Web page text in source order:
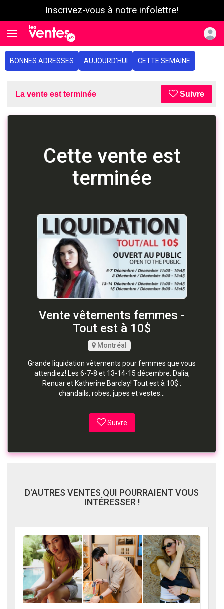
Inscrivez-vous à notre infolettre!
Toggle navigation
BONNES ADRESSES AUJOURD'HUI CETTE SEMAINE
La vente est terminée Suivre
Cette vente est
terminée
Vente vêtements femmes -
Tout est à 10$
Montréal
Grande liquidation vêtements pour femmes que vous
attendiez! Les 6-7-8 et 13-14-15 décembre: Dalia,
Renuar et Katherine Barclay! Tout est à 10$ :
chandails, robes, jupes et vestes...
Suivre
D'AUTRES VENTES QUI POURRAIENT VOUS
INTÉRESSER !